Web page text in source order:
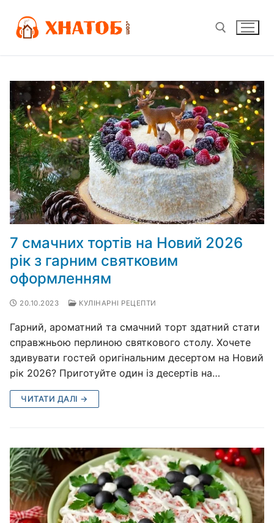
вмісту
Пошук:
7 смачних тортів на Новий 2026
рік з гарним святковим
оформленням
20.10.2023 КУЛІНАРНІ РЕЦЕПТИ
Гарний, ароматний та смачний торт здатний стати
справжньою перлиною святкового столу. Хочете
здивувати гостей оригінальним десертом на Новий
рік 2026? Приготуйте один із десертів на…
ЧИТАТИ ДАЛІ →